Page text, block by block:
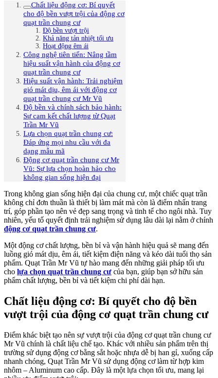
Chất liệu động cơ: Bí quyết
cho độ bền vượt trội của động cơ
quạt trần chung cư
Độ bền vượt trội
Khả năng tản nhiệt tối ưu
Hoạt động êm ái
Công nghệ tiên tiến: Nâng tầm
hiệu suất vận hành của động cơ
quạt trần chung cư
Hiệu suất vận hành: Trải nghiệm
gió mát dịu, êm ái với động cơ
quạt trần chung cư Mr Vũ
Độ bền và chính sách bảo hành:
Sự cam kết chất lượng từ Quạt
Trần Mr Vũ
Lựa chọn quạt trần chung cư:
Đáp ứng mọi nhu cầu với đa
dạng mẫu mã
Động cơ quạt trần chung cư Mr
Vũ: Sự lựa chọn hoàn hảo cho
không gian sống hiện đại
Trong không gian sống hiện đại của chung cư, một chiếc quạt trần
không chỉ đơn thuần là thiết bị làm mát mà còn là điểm nhấn trang
trí, góp phần tạo nên vẻ đẹp sang trọng và tinh tế cho ngôi nhà. Tuy
nhiên, yếu tố quyết định trải nghiệm sử dụng lâu dài lại nằm ở chính
động cơ quạt trần chung cư.
Một động cơ chất lượng, bền bỉ và vận hành hiệu quả sẽ mang đến
luồng gió mát dịu, êm ái, tiết kiệm điện năng và kéo dài tuổi thọ sản
phẩm. Quạt Trần Mr Vũ tự hào mang đến những giải pháp tối ưu
cho lựa chọn quạt trần chung cư của bạn, giúp bạn sở hữu sản
phẩm chất lượng, bền bỉ và tiết kiệm chi phí dài hạn.
Chất liệu động cơ: Bí quyết cho độ bền
vượt trội của động cơ quạt trần chung cư
Điểm khác biệt tạo nên sự vượt trội của động cơ quạt trần chung cư
Mr Vũ chính là chất liệu chế tạo. Khác với nhiều sản phẩm trên thị
trường sử dụng động cơ bằng sắt hoặc nhựa dễ bị han gỉ, xuống cấp
nhanh chóng, Quạt Trần Mr Vũ sử dụng động cơ làm từ hợp kim
nhôm – Aluminum cao cấp. Đây là một lựa chọn tối ưu, mang lại